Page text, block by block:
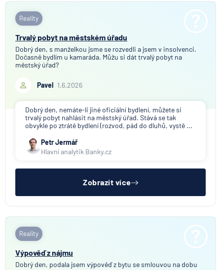
Reality
Trvalý pobyt na městském úřadu
Dobrý den, s manželkou jsme se rozvedli a jsem v insolvenci.
Dočasně bydlím u kamaráda. Můžu si dát trvalý pobyt na
městský úřad?
Pavel 1.6.2026
Dobrý den, nemáte-li jiné oficiální bydlení, můžete si
trvalý pobyt nahlásit na městský úřad. Stává se tak
obvykle po ztrátě bydlení (rozvod, pád do dluhů, vystě ...
Petr Jermář
Hlavní analytik Banky.cz
Zobrazit více
Reality
Výpověď z nájmu
Dobrý den, podala jsem výpověď z bytu se smlouvou na dobu